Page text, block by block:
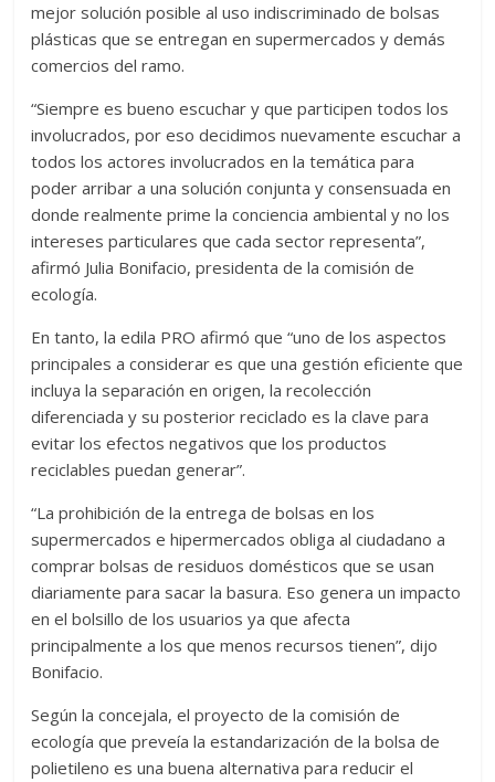
mejor solución posible al uso indiscriminado de bolsas
plásticas que se entregan en supermercados y demás
comercios del ramo.
“Siempre es bueno escuchar y que participen todos los
involucrados, por eso decidimos nuevamente escuchar a
todos los actores involucrados en la temática para
poder arribar a una solución conjunta y consensuada en
donde realmente prime la conciencia ambiental y no los
intereses particulares que cada sector representa”,
afirmó Julia Bonifacio, presidenta de la comisión de
ecología.
En tanto, la edila PRO afirmó que “uno de los aspectos
principales a considerar es que una gestión eficiente que
incluya la separación en origen, la recolección
diferenciada y su posterior reciclado es la clave para
evitar los efectos negativos que los productos
reciclables puedan generar”.
“La prohibición de la entrega de bolsas en los
supermercados e hipermercados obliga al ciudadano a
comprar bolsas de residuos domésticos que se usan
diariamente para sacar la basura. Eso genera un impacto
en el bolsillo de los usuarios ya que afecta
principalmente a los que menos recursos tienen”, dijo
Bonifacio.
Según la concejala, el proyecto de la comisión de
ecología que preveía la estandarización de la bolsa de
polietileno es una buena alternativa para reducir el